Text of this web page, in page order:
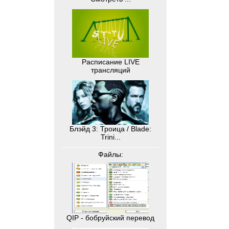
Расписание LIVE
трансляций
Блэйд 3: Троица / Blade:
Trini...
Файлы:
QIP - бобруйский перевод